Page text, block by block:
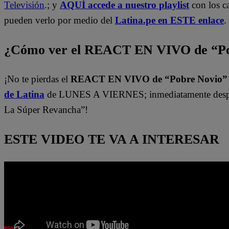
Televisión.; y AQUÍ accede a nuestro playlist con los
pueden verlo por medio del Latina.pe en ESTE enlace.
¿Cómo ver el REACT EN VIVO de
¡No te pierdas el REACT EN VIVO de “Pobre
de Latina de LUNES A VIERNES; inmediatamente
La Súper Revancha”!
ESTE VIDEO TE VA A INTERESAR